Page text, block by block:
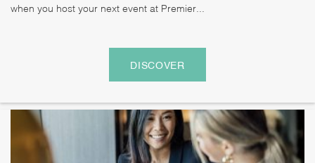
when you host your next event at Premier...
DISCOVER